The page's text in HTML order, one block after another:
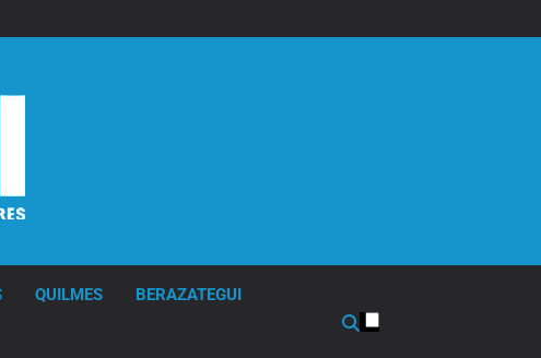
QUILMES BERAZATEGUI